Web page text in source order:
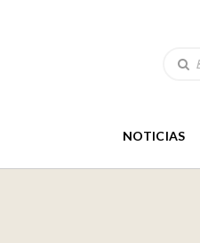
NOTICIAS